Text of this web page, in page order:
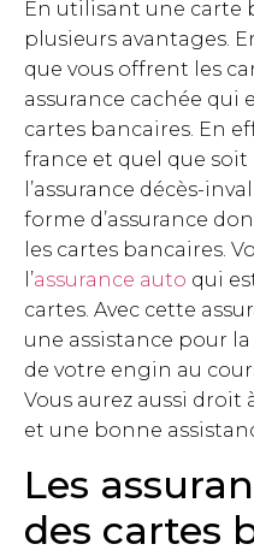
En utilisant une carte
plusieurs avantages.
que vous offrent les
assurance cachée qui
cartes bancaires. En
france et quel que soit
l’assurance décès-
forme d’assurance
les cartes bancaires.
l’assurance auto qui
cartes. Avec cette
une assistance pour
de votre engin au
Vous aurez aussi droit
et une bonne
Les
des cartes